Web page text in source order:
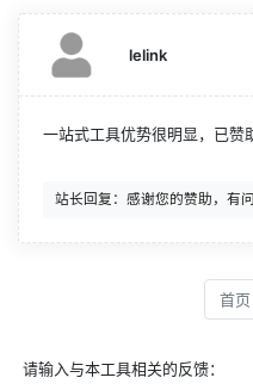
lelink
一站式工具优势很明显，已赞
首页
请输入与本工具相关的反馈：